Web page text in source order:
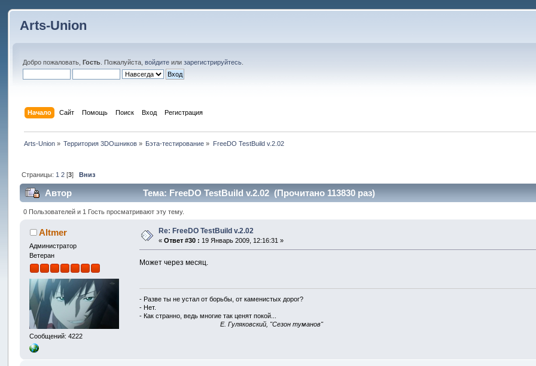
Arts-Union
Добро пожаловать,Гость . Пожалуйста,войдите илизарегистрируйтесь
Начало Сайт Помощь Поиск Вход Регистрация
Arts-Union» Территория 3DOшников » Бэта-тестирование » FreeDO TestBuild v.2.02
Страницы: 1 2[3] Вниз
Автор Тема: FreeDO TestBuild v.2.02 (Прочитано 113830 раз)
0 Пользователей и 1 Гость просматривают эту тему.
Altmer
Администратор
Ветеран
Сообщений: 4222
Re: FreeDO TestBuild v.2.02
«Ответ #30 : 19 Январь 2009, 12:16:31 »
Может через месяц.
- Разве ты не устал от борьбы, от каменистых дорог?
- Нет.
- Как странно, ведь многие так ценят покой...
E. Гуляковский, "Сезон туманов"